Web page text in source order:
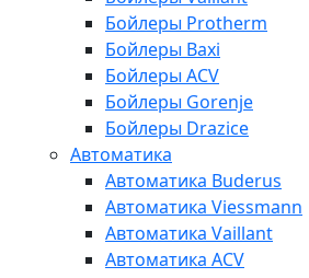
Бойлеры Protherm
Бойлеры Baxi
Бойлеры ACV
Бойлеры Gorenje
Бойлеры Drazice
Автоматика
Автоматика Buderus
Автоматика Viessmann
Автоматика Vaillant
Автоматика ACV